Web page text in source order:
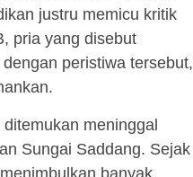
justru memicu kritik
pria yang disebut
peristiwa tersebut,
meninggal
Sungai Saddang. Sejak
banyak